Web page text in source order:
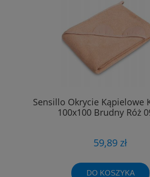
Sensillo Okrycie Kąpielowe
100x100 Brudny Róż
59,89 zł
DO KOSZYKA